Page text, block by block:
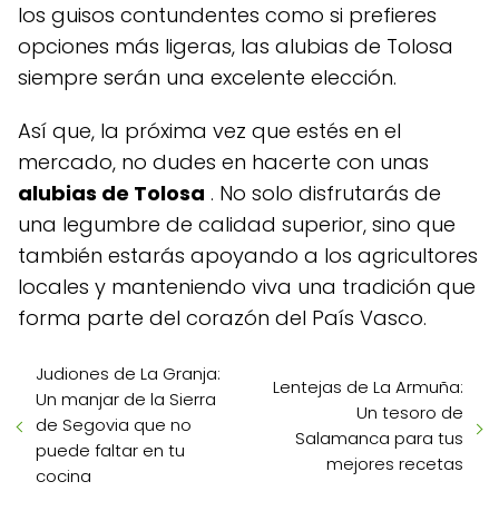
los guisos contundentes como si prefieres
opciones más ligeras, las alubias de Tolosa
siempre serán una excelente elección.
Así que, la próxima vez que estés en el
mercado, no dudes en hacerte con unas
alubias de Tolosa . No solo disfrutarás de
una legumbre de calidad superior, sino que
también estarás apoyando a los agricultores
locales y manteniendo viva una tradición que
forma parte del corazón del País Vasco.
Judiones de La Granja:
Un manjar de la Sierra
de Segovia que no
puede faltar en tu
cocina
Lentejas de La Armuña:
Un tesoro de
Salamanca para tus
mejores recetas